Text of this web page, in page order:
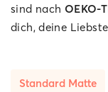
sind nach
dich, deine
Standard Matte